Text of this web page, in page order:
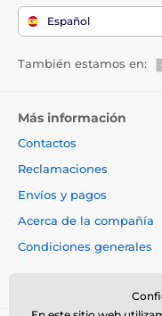
Español
También estamos en:
Más información
Contactos
Reclamaciones
Envíos y pagos
Acerca de la compañía
Condiciones generales